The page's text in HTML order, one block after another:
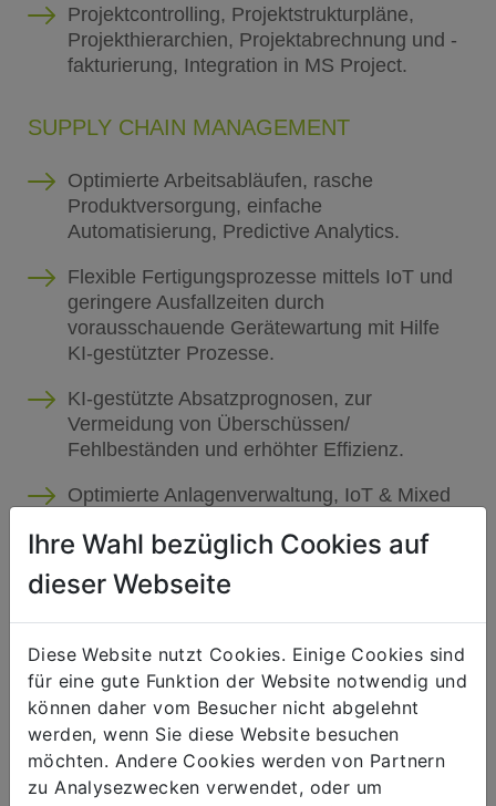
Projektcontrolling, Projektstrukturpläne,
Projekthierarchien, Projektabrechnung und -
fakturierung, Integration in MS Project.
SUPPLY CHAIN MANAGEMENT
Optimierte Arbeitsabläufen, rasche
Produktversorgung, einfache
Automatisierung, Predictive Analytics.
Flexible Fertigungsprozesse mittels IoT und
geringere Ausfallzeiten durch
vorausschauende Gerätewartung mit Hilfe
KI-gestützter Prozesse.
KI-gestützte Absatzprognosen, zur
Vermeidung von Überschüssen/
Fehlbeständen und erhöhter Effizienz.
Optimierte Anlagenverwaltung, IoT & Mixed
präzise Wartungsplanung.
Einheitliche, personalisierte und
durchgängige Einkaufserlebnisse.
Engere Kundenbeziehungen und höherer
Pro-Kopf-Umsätze, durch
benutzerfreundliche Anwendungen, mit Hilfe
Ihre Wahl bezüglich Cookies auf
dieser Webseite
Diese Website nutzt Cookies. Einige Cookies sind
für eine gute Funktion der Website notwendig und
können daher vom Besucher nicht abgelehnt
werden, wenn Sie diese Website besuchen
möchten. Andere Cookies werden von Partnern
zu Analysezwecken verwendet, oder um